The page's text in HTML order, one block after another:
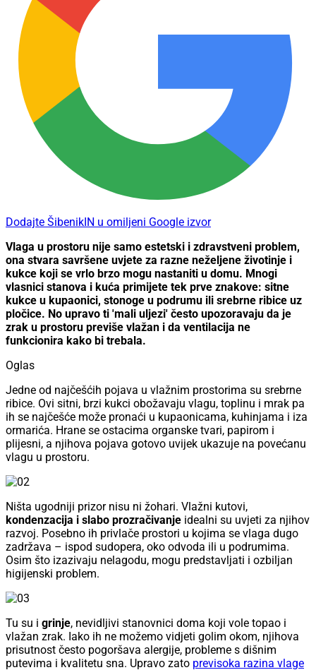
Dodajte ŠibenikIN u omiljeni Google izvor
Vlaga u prostoru nije samo estetski i zdravstveni problem,
ona stvara savršene uvjete za razne neželjene životinje i
kukce koji se vrlo brzo mogu nastaniti u domu. Mnogi
vlasnici stanova i kuća primijete tek prve znakove: sitne
kukce u kupaonici, stonoge u podrumu ili srebrne ribice uz
pločice. No upravo ti 'mali uljezi' često upozoravaju da je
zrak u prostoru previše vlažan i da ventilacija ne
funkcionira kako bi trebala.
Oglas
Jedne od najčešćih pojava u vlažnim prostorima su srebrne
ribice. Ovi sitni, brzi kukci obožavaju vlagu, toplinu i mrak pa
ih se najčešće može pronaći u kupaonicama, kuhinjama i iza
ormarića. Hrane se ostacima organske tvari, papirom i
plijesni, a njihova pojava gotovo uvijek ukazuje na povećanu
vlagu u prostoru.
Ništa ugodniji prizor nisu ni žohari. Vlažni kutovi,
kondenzacija i slabo prozračivanje idealni su uvjeti za njihov
razvoj. Posebno ih privlače prostori u kojima se vlaga dugo
zadržava – ispod sudopera, oko odvoda ili u podrumima.
Osim što izazivaju nelagodu, mogu predstavljati i ozbiljan
higijenski problem.
Tu su i grinje, nevidljivi stanovnici doma koji vole topao i
vlažan zrak. Iako ih ne možemo vidjeti golim okom, njihova
prisutnost često pogoršava alergije, probleme s dišnim
putevima i kvalitetu sna. Upravo zato previsoka razina vlage